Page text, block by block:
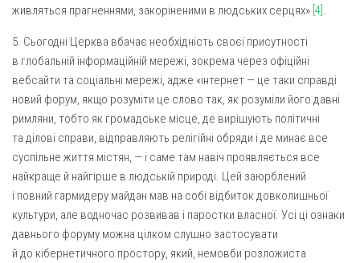
живляться прагненнями, закоріненими в людських серцях» [4] .
5. Сьогодні Церква вбачає необхідність своєї присутності
в глобальній інформаційній мережі, зокрема через офіційні
вебсайти та соціальні мережі, адже «інтернет — це таки справді
новий форум, якщо розуміти це слово так, як розуміли його давні
римляни, тобто як громадське місце, де вирішують політичні
та ділові справи, відправляють релігійні обряди і де минає все
суспільне життя містян, — і саме там навіч проявляється все
найкраще й найгірше в людській природі. Цей заюрблений
і повний гармидеру майдан мав на собі відбиток довколишньої
культури, але водночас розвивав і паростки власної. Усі ці ознаки
давнього форуму можна цілком слушно застосувати
й до кібернетичного простору, який, немовби розложиста